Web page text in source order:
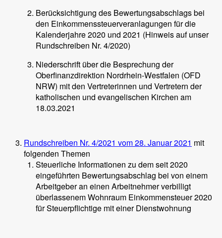
Berücksichtigung des Bewertungsabschlags bei
den Einkommenssteuerveranlagungen für die
Kalenderjahre 2020 und 2021 (Hinweis auf unser
Rundschreiben Nr. 4/2020)
Niederschrift über die Besprechung der
Oberfinanzdirektion Nordrhein-Westfalen (OFD
NRW) mit den Vertreterinnen und Vertretern der
katholischen und evangelischen Kirchen am
18.03.2021
Rundschreiben Nr. 4/2021 vom 28. Januar 2021 mit
folgenden Themen
Steuerliche Informationen zu dem seit 2020
eingeführten Bewertungsabschlag bei von einem
Arbeitgeber an einen Arbeitnehmer verbilligt
überlassenem Wohnraum Einkommensteuer 2020
für Steuerpflichtige mit einer Dienstwohnung